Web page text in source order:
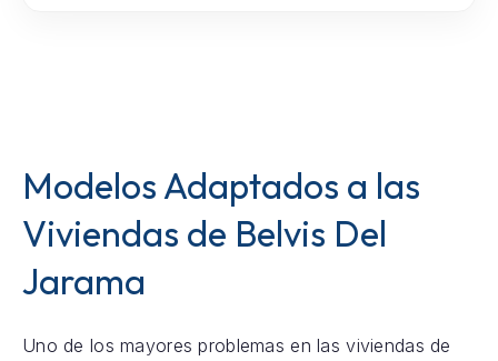
Modelos Adaptados a las
Viviendas de Belvis Del
Jarama
Uno de los mayores problemas en las viviendas de